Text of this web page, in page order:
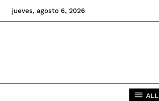
jueves, agosto 6, 2026
ALL